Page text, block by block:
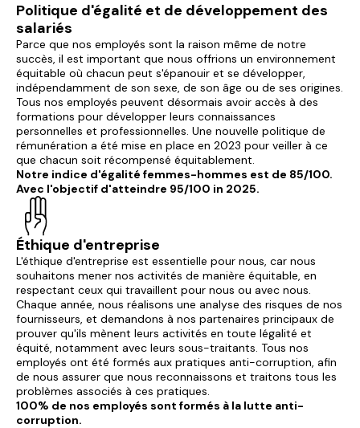
Politique d'égalité et de développement des
salariés
Parce que nos employés sont la raison même de notre
succès, il est important que nous offrions un environnement
équitable où chacun peut s'épanouir et se développer,
indépendamment de son sexe, de son âge ou de ses origines.
Tous nos employés peuvent désormais avoir accès à des
formations pour développer leurs connaissances
personnelles et professionnelles. Une nouvelle politique de
rémunération a été mise en place en 2023 pour veiller à ce
que chacun soit récompensé équitablement.
Notre indice d'égalité femmes-hommes est de 85/100.
Avec l'objectif d'atteindre 95/100 in 2025.
Éthique d'entreprise
L'éthique d'entreprise est essentielle pour nous, car nous
souhaitons mener nos activités de manière équitable, en
respectant ceux qui travaillent pour nous ou avec nous.
Chaque année, nous réalisons une analyse des risques de nos
fournisseurs, et demandons à nos partenaires principaux de
prouver qu'ils mènent leurs activités en toute légalité et
équité, notamment avec leurs sous-traitants. Tous nos
employés ont été formés aux pratiques anti-corruption, afin
de nous assurer que nous reconnaissons et traitons tous les
problèmes associés à ces pratiques.
100% de nos employés sont formés à la lutte anti-
corruption.